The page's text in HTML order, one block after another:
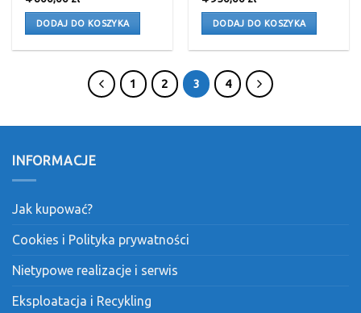
DODAJ DO KOSZYKA DODAJ DO KOSZYKA
1 2 3 4
INFORMACJE
Jak kupować?
Cookies i Polityka prywatności
Nietypowe realizacje i serwis
Eksploatacja i Recykling